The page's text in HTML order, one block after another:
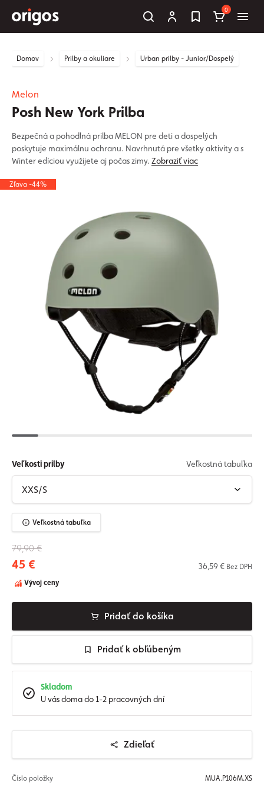
0
Domov Prilby a okuliare Urban prilby - Junior/Dospelý
Melon
Posh New York Prilba
Bezpečná a pohodlná prilba MELON pre deti a dospelých
poskytuje maximálnu ochranu. Navrhnutá pre všetky aktivity a s
Winter edíciou využijete aj počas zimy. Zobraziť viac
Zľava -44%
Veľkosti prilby Veľkostná tabuľka
Veľkostná tabuľka
79,90 €
45 € 36,59 € Bez DPH
Vývoj ceny
Pridať do košíka
Pridať k obľúbeným
Skladom
U vás doma do 1-2 pracovných dní
Zdieľať
Číslo položky MUA.P106M.XS